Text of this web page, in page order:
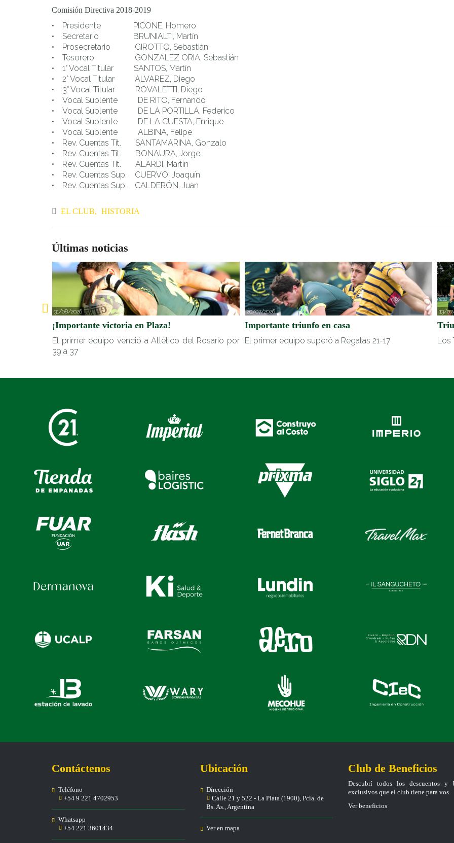
Comisión Directiva 2018-2019
• Presidente PICONE, Homero
• Secretario BRUNIALTI, Martín
• Prosecretario GIROTTO, Sebastián
• Tesorero GONZALEZ ORIA, Sebastián
• 1° Vocal Titular SANTOS, Martín
• 2° Vocal Titular ALVAREZ, Diego
• 3° Vocal Titular ROVALETTI, Diego
• Vocal Suplente DE RITO, Fernando
• Vocal Suplente DE LA PORTILLA, Federico
• Vocal Suplente DE LA CUESTA, Enrique
• Vocal Suplente ALBINA, Felipe
• Rev. Cuentas Tit. SANTAMARINA, Gonzalo
• Rev. Cuentas Tit. BONAURA, Jorge
• Rev. Cuentas Tit. ALARDI, Martín
• Rev. Cuentas Sup. CUERVO, Joaquín
• Rev. Cuentas Sup. CALDERÓN, Juan
EL CLUB HISTORIA
Últimas noticias
31/08/2026
¡Importante victoria en Plaza!
El primer equipo venció a Atlético del Rosario por
39 a 37
20/07/2026
Importante triunfo en casa
El primer equipo superó a Regatas 21-17
13/
Los
Contáctenos
Teléfono
+54 9 221 4702953
Whatsapp
+54 221 3601434
Ubicación
Dirección
Calle 21 y 522 - La Plata (1900), Pcia. de
Bs. As., Argentina
Ver en mapa
Club de Beneficios
Descubrí todos los descuentos y
exclusivos que el club tiene para vos.
Ver beneficios